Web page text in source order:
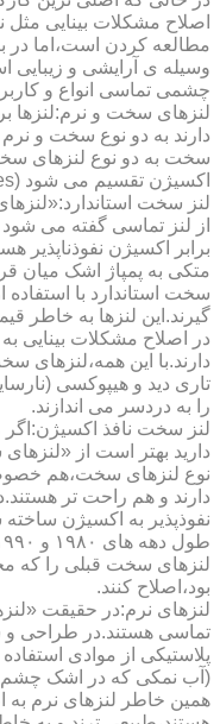
اصلاح مشکلات بینایی مثل
مطالعه کردن است،اما در
وسیله ی آرایشی و زیبایی
چشمی تماسی انواع و
لنزهای سخت و نرم:لنزها
دارند به دو نوع سخت و
سخت به دو نوع لنزهای
اکسیژن تقسیم می شود (hard lenses یا GP lenses).
لنز سخت
از لنز تماسی گفته می شود
برابر اکسیژن نفوذناپذیر
متکی به پمپاژ اشک میان
سخت استاندارد با
گیرند.این لنزها به خاطر
در اصلاح مشکلات بینایی
دارند.با این همه،لنزهای
تاری دید و هیپوکسی
را به دردسر می اندازند.
لنز سخت نافذ
دارید بهتر است از
نوع لنزهای سخت،هم
دارند و هم راحت تر
لنزهای سخت قبلی را که
بود،اصلاح کنند.
لنزهای نرم:در حقیقت
تماسی هستند.در طراحی و
پلاستیکی از موادی
(آب نمکی که در اشک چشم
همین خاطر لنزهای نرم به